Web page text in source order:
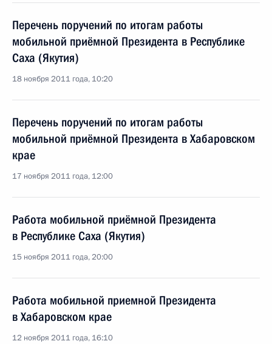
Перечень поручений по итогам работы
мобильной приёмной Президента в Республике
Саха (Якутия)
18 ноября 2011 года, 10:20
Перечень поручений по итогам работы
мобильной приёмной Президента в Хабаровском
крае
17 ноября 2011 года, 12:00
Работа мобильной приёмной Президента
в Республике Саха (Якутия)
15 ноября 2011 года, 20:00
Работа мобильной приемной Президента
в Хабаровском крае
12 ноября 2011 года, 16:10